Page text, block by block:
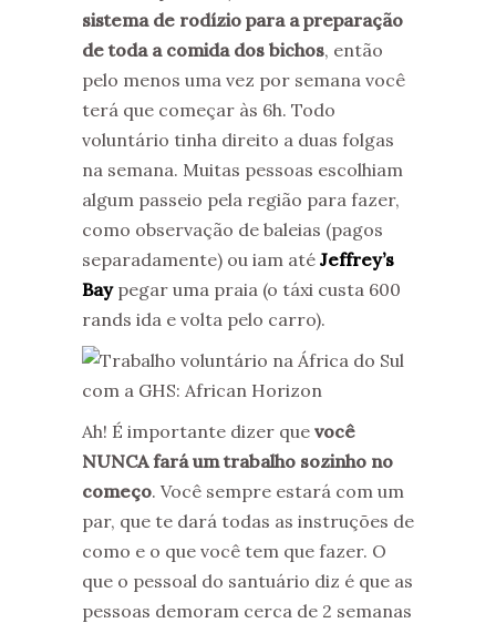
sistema de rodízio para a preparação
de toda a comida dos bichos, então
pelo menos uma vez por semana você
terá que começar às 6h. Todo
voluntário tinha direito a duas folgas
na semana. Muitas pessoas escolhiam
algum passeio pela região para fazer,
como observação de baleias (pagos
separadamente) ou iam até Jeffrey’s
Baypegar uma praia (o táxi custa 600
rands ida e volta pelo carro).
Ah! É importante dizer que você
NUNCA fará um trabalho sozinho no
começo. Você sempre estará com um
par, que te dará todas as instruções de
como e o que você tem que fazer. O
que o pessoal do santuário diz é que as
pessoas demoram cerca de 2 semanas